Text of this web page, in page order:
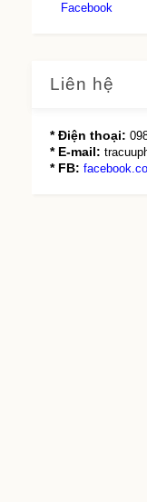
Facebook
Liên hệ
* Điện thoại:
* E-mail:
* FB: